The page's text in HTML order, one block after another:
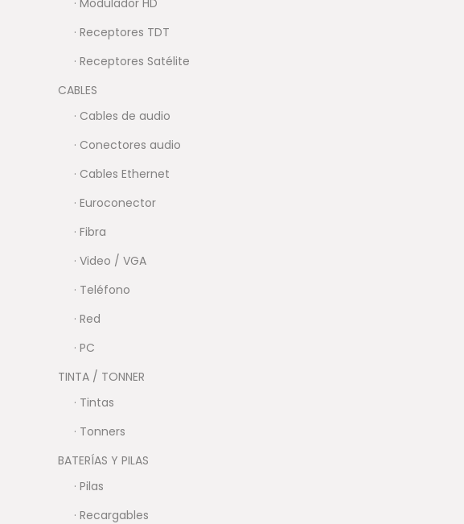
· Modulador HD
· Receptores TDT
· Receptores Satélite
CABLES
· Cables de audio
· Conectores audio
· Cables Ethernet
· Euroconector
· Fibra
· Video / VGA
· Teléfono
· Red
· PC
TINTA / TONNER
· Tintas
· Tonners
BATERÍAS Y PILAS
· Pilas
· Recargables